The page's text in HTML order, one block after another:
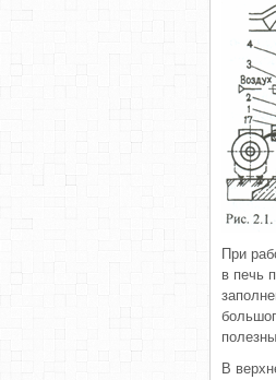
При
в печь
В